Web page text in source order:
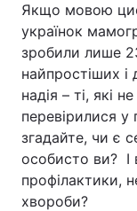
Спорт
Техно і зв'язок
Зброя
Здоров'я
Цікавинки
Якщо мовою
українок
зробили лише
найпростіших і
надія – ті, які
перевірилися у
згадайте, чи є
особисто ви? І
профілактики,
хвороби?